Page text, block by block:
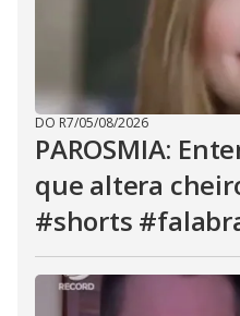
DO R7/05/08/2026
PAROSMIA:
que altera
#shorts